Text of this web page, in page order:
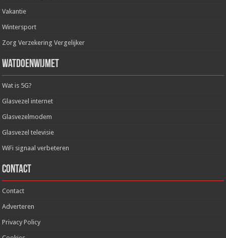
Vakantie
Wintersport
Zorg Verzekering Vergelijker
WatDoenWijMet
Wat is 5G?
Glasvezel internet
Glasvezelmodem
Glasvezel televisie
WiFi signaal verbeteren
Contact
Contact
Adverteren
Privacy Policy